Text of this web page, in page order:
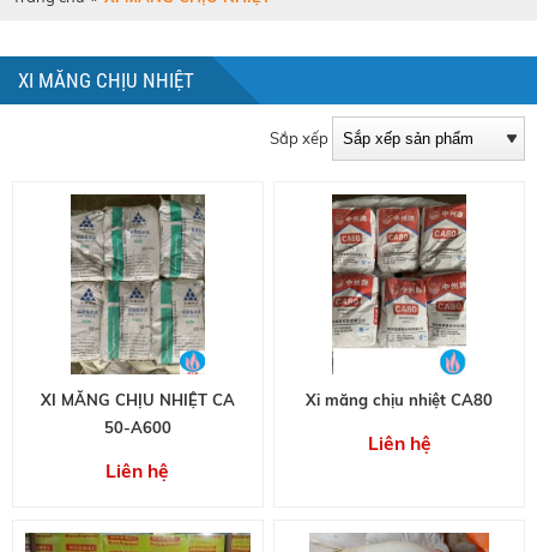
XI MĂNG CHỊU NHIỆT
Sắp xếp
XI MĂNG CHỊU NHIỆT CA
50-A600
Liên hệ
Xi măng chịu nhiệt CA80
Liên hệ